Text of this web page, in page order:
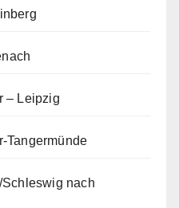
– Leipzig
Tangermünde
nach